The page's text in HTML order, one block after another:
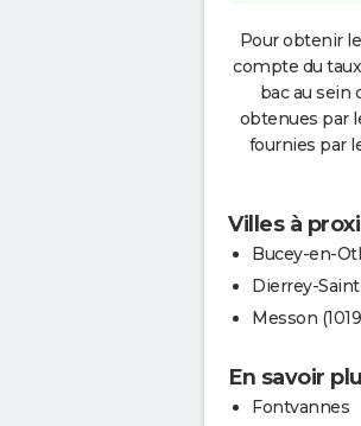
Pour obtenir
compte du taux
bac au sein
obtenues par
fournies par
Villes à
Bucey-en-
Dierrey-
Messon
En savoir
Fontvannes